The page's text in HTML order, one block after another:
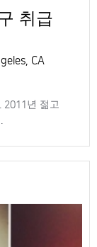
취급
CA
2011년 젊고